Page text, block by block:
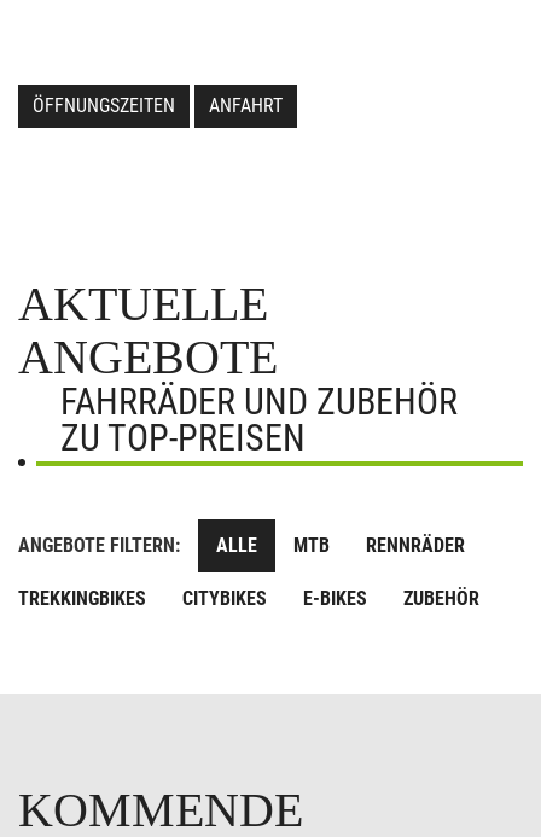
ÖFFNUNGSZEITEN ANFAHRT
AKTUELLE
ANGEBOTE
FAHRRÄDER UND ZUBEHÖR
ZU TOP-PREISEN
ANGEBOTE FILTERN: ALLE MTB RENNRÄDER
TREKKINGBIKES CITYBIKES E-BIKES ZUBEHÖR
KOMMENDE